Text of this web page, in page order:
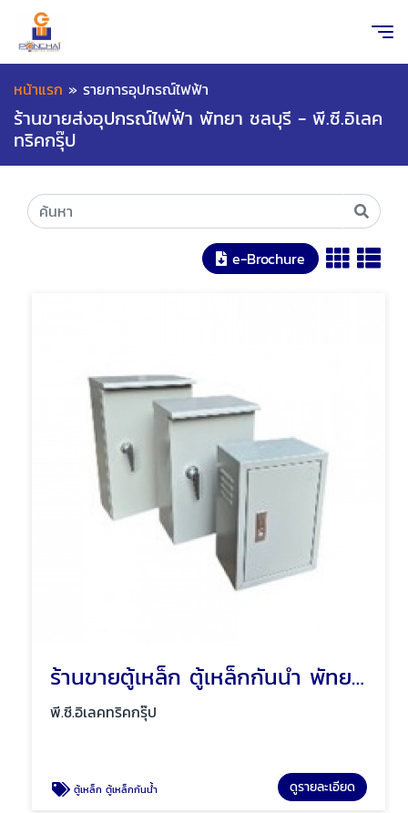
หน้าแรก » รายการอุปกรณ์ไฟฟ้า
ร้านขายส่งอุปกรณ์ไฟฟ้า พัทยา ชลบุรี - พี.ซี.อิเลค
ทริคกรุ๊ป
e-Brochure
ร้านขายตู้เหล็ก ตู้เหล็กกันน้ำ พัทยา ชลบุรี
พี.ซี.อิเลคทริคกรุ๊ป
ตู้เหล็ก ตู้เหล็กกันน้ำ ดูรายละเอียด